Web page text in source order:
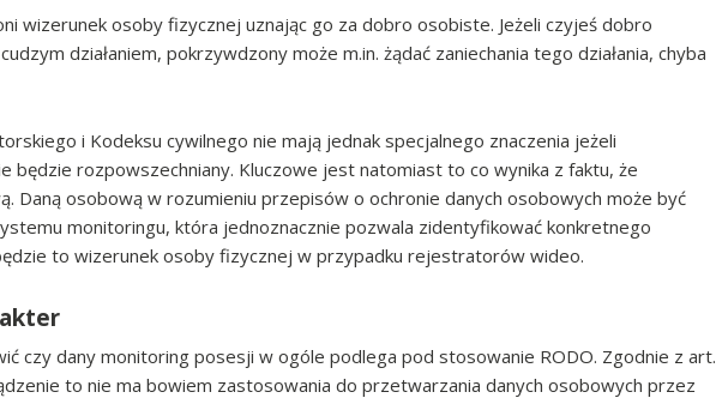
wizerunek osoby fizycznej uznając go za dobro osobiste. Jeżeli czyjeś dobro
działaniem, pokrzywdzony może m.in. żądać zaniechania tego działania, chyba
i Kodeksu cywilnego nie mają jednak specjalnego znaczenia jeżeli
będzie rozpowszechniany. Kluczowe jest natomiast to co wynika z faktu, że
Daną osobową w rozumieniu przepisów o ochronie danych osobowych może być
monitoringu, która jednoznacznie pozwala zidentyfikować konkretnego
to wizerunek osoby fizycznej w przypadku rejestratorów wideo.
czy dany monitoring posesji w ogóle podlega pod stosowanie RODO. Zgodnie z art.
to nie ma bowiem zastosowania do przetwarzania danych osobowych przez